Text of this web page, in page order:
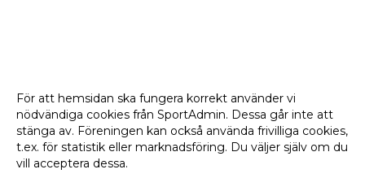
För att hemsidan ska fungera korrekt använder vi
nödvändiga cookies från SportAdmin. Dessa går inte att
stänga av. Föreningen kan också använda frivilliga cookies,
t.ex. för statistik eller marknadsföring. Du väljer själv om du
vill acceptera dessa.